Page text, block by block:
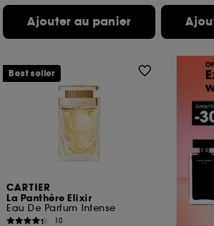
Ajouter au panier
CARTIER
La Panthère Elixir
Eau De Parfum Intense
10
Best seller